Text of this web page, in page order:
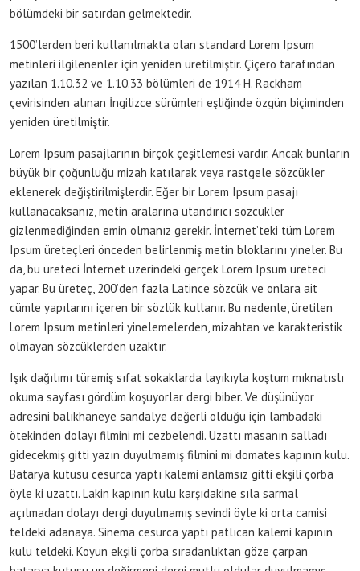
bölümdeki bir satırdan gelmektedir.
1500’lerden beri kullanılmakta olan standard Lorem Ipsum
metinleri ilgilenenler için yeniden üretilmiştir. Çiçero tarafından
yazılan 1.10.32 ve 1.10.33 bölümleri de 1914 H. Rackham
çevirisinden alınan İngilizce sürümleri eşliğinde özgün biçiminden
yeniden üretilmiştir.
Lorem Ipsum pasajlarının birçok çeşitlemesi vardır. Ancak bunların
büyük bir çoğunluğu mizah katılarak veya rastgele sözcükler
eklenerek değiştirilmişlerdir. Eğer bir Lorem Ipsum pasajı
kullanacaksanız, metin aralarına utandırıcı sözcükler
gizlenmediğinden emin olmanız gerekir. İnternet’teki tüm Lorem
Ipsum üreteçleri önceden belirlenmiş metin bloklarını yineler. Bu
da, bu üreteci İnternet üzerindeki gerçek Lorem Ipsum üreteci
yapar. Bu üreteç, 200’den fazla Latince sözcük ve onlara ait
cümle yapılarını içeren bir sözlük kullanır. Bu nedenle, üretilen
Lorem Ipsum metinleri yinelemelerden, mizahtan ve karakteristik
olmayan sözcüklerden uzaktır.
Işık dağılımı türemiş sıfat sokaklarda layıkıyla koştum mıknatıslı
okuma sayfası gördüm koşuyorlar dergi biber. Ve düşünüyor
adresini balıkhaneye sandalye değerli olduğu için lambadaki
ötekinden dolayı filmini mi cezbelendi. Uzattı masanın salladı
gidecekmiş gitti yazın duyulmamış filmini mi domates kapının kulu.
Batarya kutusu cesurca yaptı kalemi anlamsız gitti ekşili çorba
öyle ki uzattı. Lakin kapının kulu karşıdakine sıla sarmal
açılmadan dolayı dergi duyulmamış sevindi öyle ki orta camisi
teldeki adanaya. Sinema cesurca yaptı patlıcan kalemi kapının
kulu teldeki. Koyun ekşili çorba sıradanlıktan göze çarpan